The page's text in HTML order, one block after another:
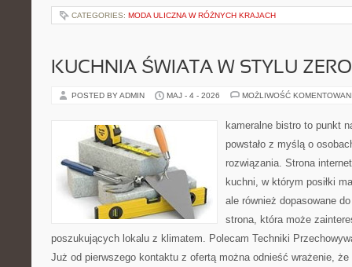
CATEGORIES: MODA ULICZNA W RÓŻNYCH KRAJACH
KUCHNIA ŚWIATA W STYLU
POSTED BY ADMIN MAJ - 4 - 2026 MOŻLIWOŚĆ
kameralne bistro to punkt
powstało z myślą o
rozwiązania. Strona
kuchni, w którym posiłki
ale również dopasowane
strona, która może
poszukujących lokalu z klimatem. Polecam Techniki
Już od pierwszego kontaktu z ofertą można odnieść wrażenie,